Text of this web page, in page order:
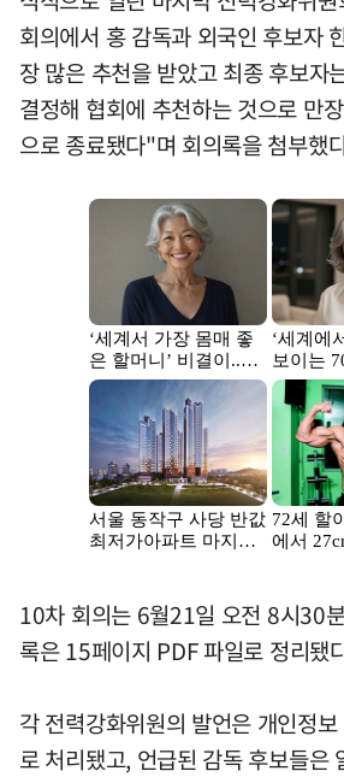
회의에서 홍 감독과 외국인 후보자
장 많은 추천을 받았고 최종 후보자
결정해 협회에 추천하는 것으로 만
으로 종료됐다"며 회의록을 첨부했
10차 회의는 6월21일 오전 8시30
록은 15페이지 PDF 파일로 정리됐
각 전력강화위원의 발언은 개인정
로 처리됐고, 언급된 감독 후보들은